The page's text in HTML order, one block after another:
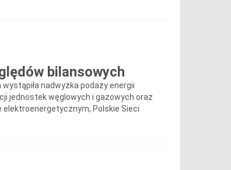
bilansowych
nadwyżka podaży energii
jednostek węglowych i gazowych oraz
Polskie Sieci